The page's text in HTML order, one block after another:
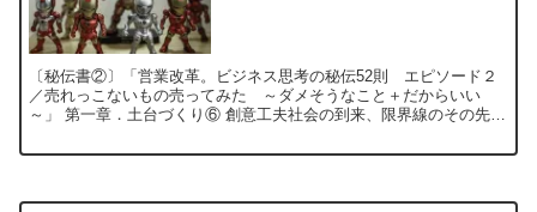
〔秘伝書②〕「営業改革。ビジネス思考の秘伝52則 エピソード２
／売れっこないもの売ってみた ～ダメそうなこと＋だからいい
～」 第一章．土台づくり⑥ 創意工夫社会の到来、限界線のその先